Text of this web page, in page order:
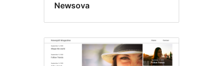
Newsova